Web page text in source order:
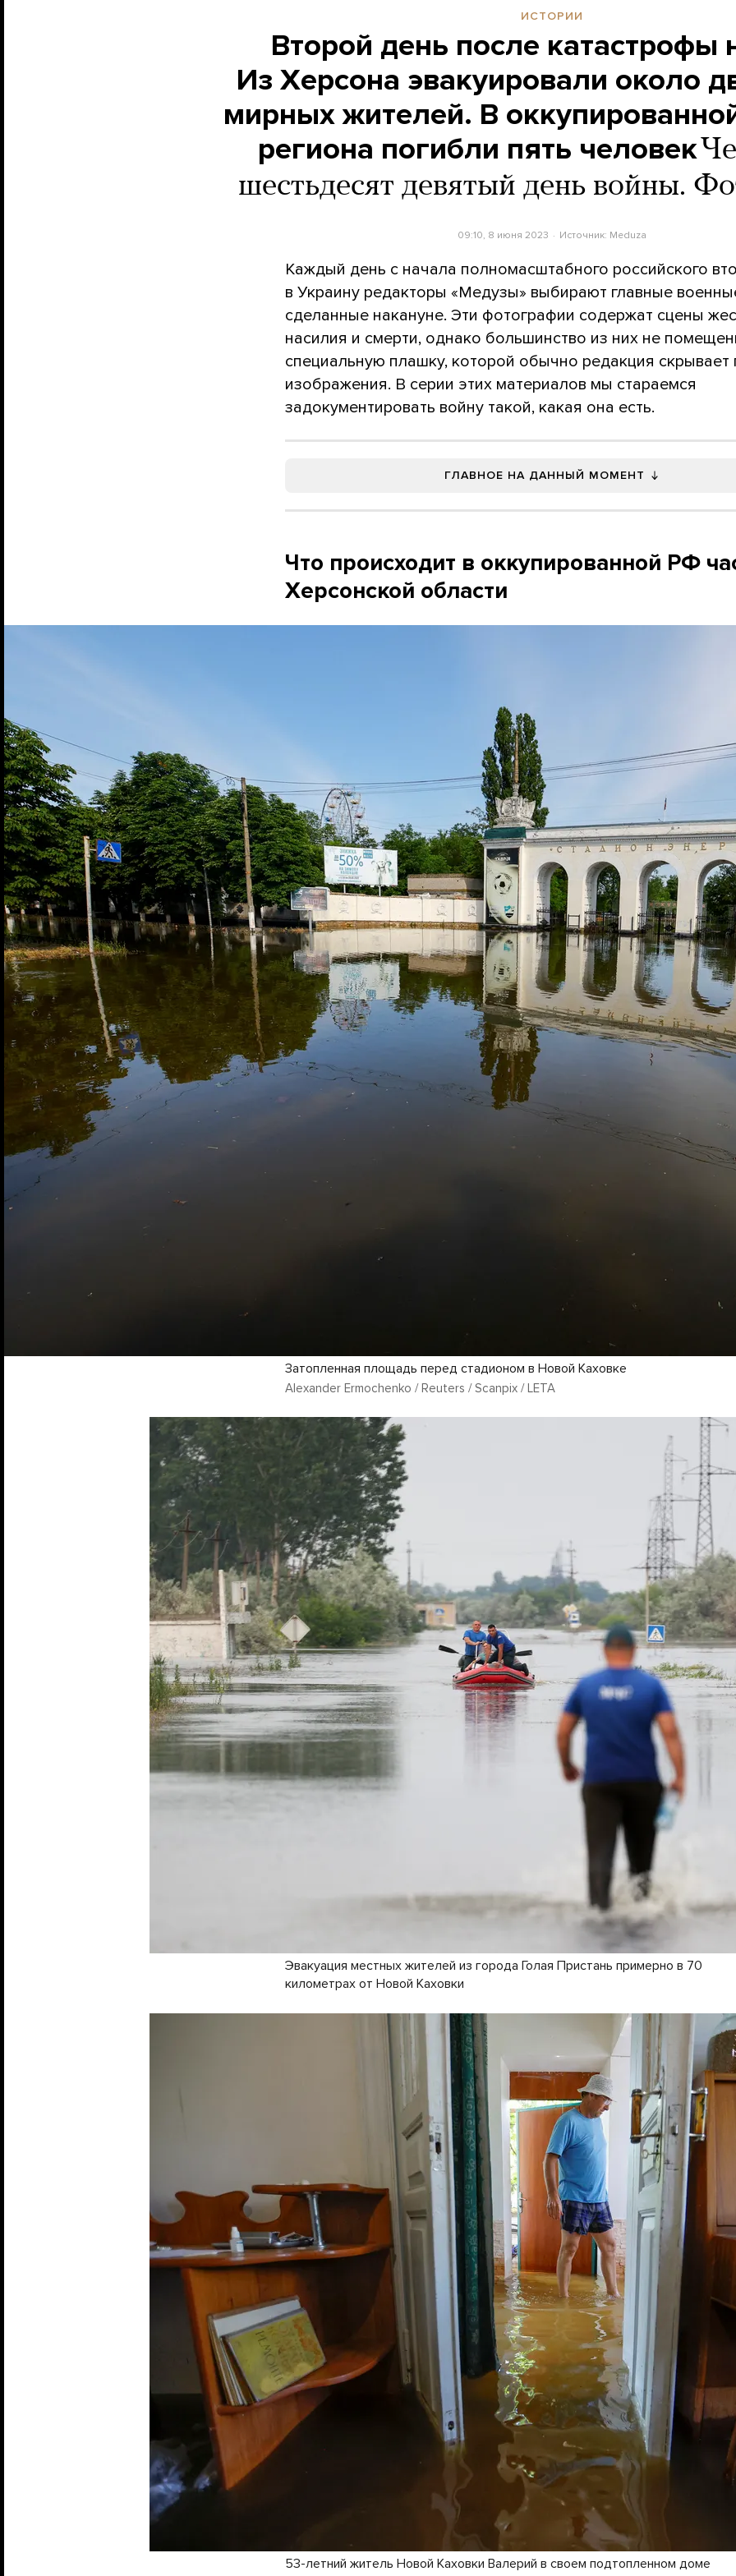
ИСТОРИИ
Второй день после катастрофы
Из Херсона эвакуировали около
мирных жителей. В
региона погибли пять человек
шестьдесят девятый день войны.
09:10, 8 июня 2023 Источник: Meduza
Каждый день с начала полномасштабного российского
в Украину редакторы «Медузы» выбирают главные
сделанные накануне. Эти фотографии содержат сцены
насилия и смерти, однако большинство из них не
специальную плашку, которой обычно редакция
изображения. В серии этих материалов мы стараемся
задокументировать войну такой, какая она есть.
ГЛАВНОЕ НА ДАННЫЙ МОМЕНТ
Что происходит в оккупированной РФ
Херсонской области
Затопленная площадь перед стадионом в Новой Каховке
Alexander Ermochenko / Reuters / Scanpix / LETA
Эвакуация местных жителей из города Голая Пристань примерно в 70
километрах от Новой Каховки
53-летний житель Новой Каховки Валерий в своем подтопленном доме